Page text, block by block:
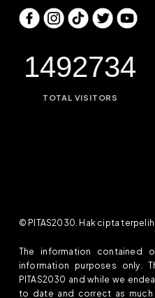
1492734
TOTAL VISITORS
© PITAS2030. Hak cipta
The information contained
information purposes only.
PITAS2030 and while we
to date and correct as